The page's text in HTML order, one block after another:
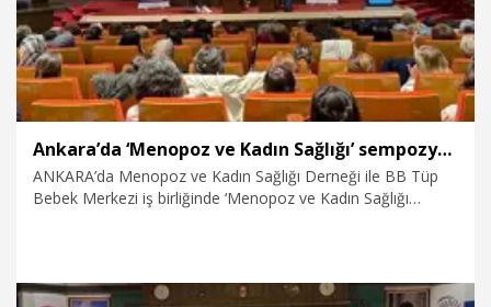
Ankara’da ‘Menopoz ve Kadın Sağlığı’ sempozyumu düzenlendi
ANKARA’da Menopoz ve Kadın Sağlığı Derneği ile BB Tüp
Bebek Merkezi iş birliğinde ‘Menopoz ve Kadın Sağlığı